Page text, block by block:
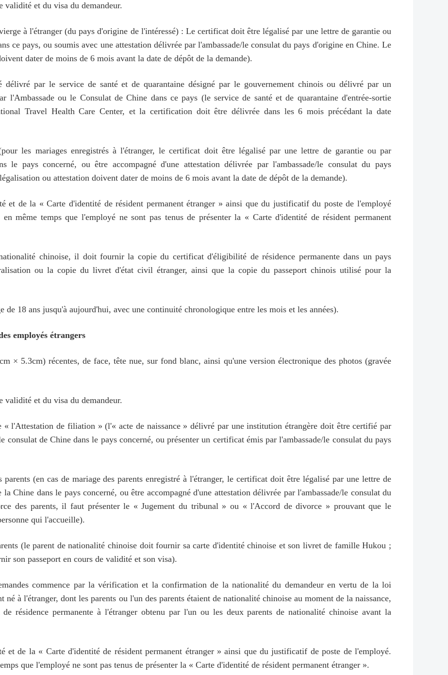
validité et du visa du demandeur.
à l'étranger (du pays d'origine de l'intéressé) : Le certificat doit être légalisé par une lettre de garantie ou
ce pays, ou soumis avec une attestation délivrée par l'ambassade/le consulat du pays d'origine en Chine. Le
dater de moins de 6 mois avant la date de dépôt de la demande).
par le service de santé et de quarantaine désigné par le gouvernement chinois ou délivré par un
l'Ambassade ou le Consulat de Chine dans ce pays (le service de santé et de quarantaine d'entrée-sortie
Travel Health Care Center, et la certification doit être délivrée dans les 6 mois précédant la date
les mariages enregistrés à l'étranger, le certificat doit être légalisé par une lettre de garantie ou par
le pays concerné, ou être accompagné d'une attestation délivrée par l'ambassade/le consulat du pays
ou attestation doivent dater de moins de 6 mois avant la date de dépôt de la demande).
et de la « Carte d'identité de résident permanent étranger » ainsi que du justificatif du poste de l'employé
même temps que l'employé ne sont pas tenus de présenter la « Carte d'identité de résident permanent
chinoise, il doit fournir la copie du certificat d'éligibilité de résidence permanente dans un pays
ou la copie du livret d'état civil étranger, ainsi que la copie du passeport chinois utilisé pour la
18 ans jusqu'à aujourd'hui, avec une continuité chronologique entre les mois et les années).
employés étrangers
× 5.3cm) récentes, de face, tête nue, sur fond blanc, ainsi qu'une version électronique des photos (gravée
validité et du visa du demandeur.
« l'Attestation de filiation » (l'« acte de naissance » délivré par une institution étrangère doit être certifié par
consulat de Chine dans le pays concerné, ou présenter un certificat émis par l'ambassade/le consulat du pays
(en cas de mariage des parents enregistré à l'étranger, le certificat doit être légalisé par une lettre de
Chine dans le pays concerné, ou être accompagné d'une attestation délivrée par l'ambassade/le consulat du
des parents, il faut présenter le « Jugement du tribunal » ou « l'Accord de divorce » prouvant que le
qui l'accueille).
(le parent de nationalité chinoise doit fournir sa carte d'identité chinoise et son livret de famille Hukou ;
son passeport en cours de validité et son visa).
commence par la vérification et la confirmation de la nationalité du demandeur en vertu de la loi
à l'étranger, dont les parents ou l'un des parents étaient de nationalité chinoise au moment de la naissance,
résidence permanente à l'étranger obtenu par l'un ou les deux parents de nationalité chinoise avant la
et de la « Carte d'identité de résident permanent étranger » ainsi que du justificatif de poste de l'employé.
que l'employé ne sont pas tenus de présenter la « Carte d'identité de résident permanent étranger ».